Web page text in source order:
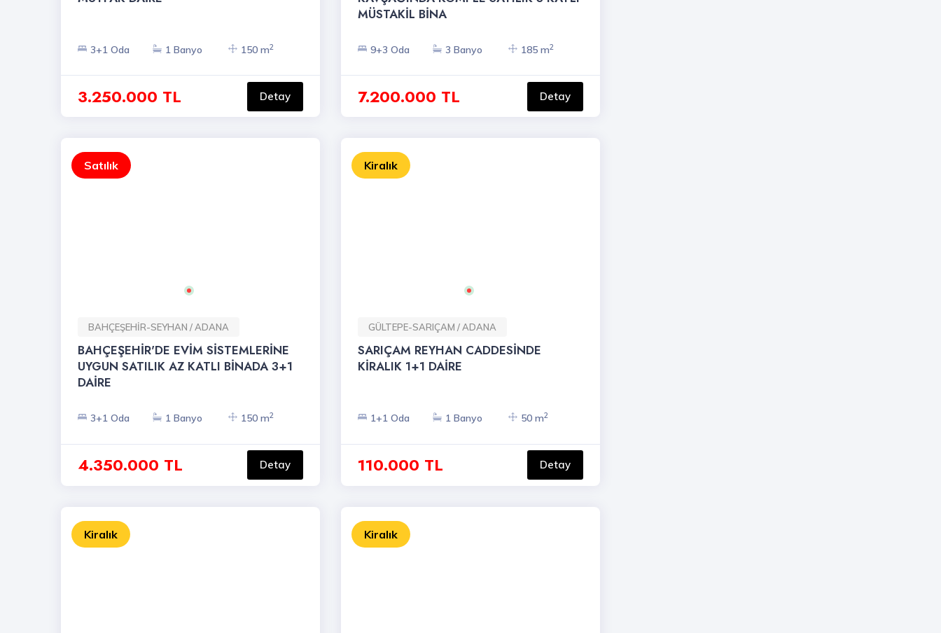
3+1 Oda 1 Banyo 150 m2
3.250.000 TL Detay
MÜSTAKİL BİNA
9+3 Oda 3 Banyo 185 m2
7.200.000 TL Detay
Satılık
BAHÇEŞEHİR-SEYHAN / ADANA
BAHÇEŞEHİR'DE EVİM SİSTEMLERİNE
UYGUN SATILIK AZ KATLI BİNADA 3+1
DAİRE
3+1 Oda 1 Banyo 150 m2
4.350.000 TL Detay
Kiralık
GÜLTEPE-SARIÇAM / ADANA
SARIÇAM REYHAN CADDESİNDE
KİRALIK 1+1 DAİRE
1+1 Oda 1 Banyo 50 m2
110.000 TL Detay
Kiralık Kiralık